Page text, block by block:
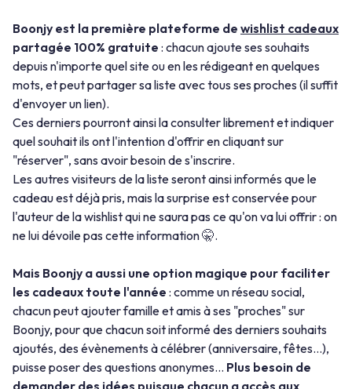
Boonjy est la première plateforme de wishlist cadeaux
partagée 100% gratuite : chacun ajoute ses souhaits
depuis n'importe quel site ou en les rédigeant en quelques
mots, et peut partager sa liste avec tous ses proches (il suffit
d'envoyer un lien).
Ces derniers pourront ainsi la consulter librement et indiquer
quel souhait ils ont l'intention d'offrir en cliquant sur
"réserver", sans avoir besoin de s'inscrire.
Les autres visiteurs de la liste seront ainsi informés que le
cadeau est déjà pris, mais la surprise est conservée pour
l'auteur de la wishlist qui ne saura pas ce qu'on va lui offrir : on
ne lui dévoile pas cette information 🤫.
Mais Boonjy a aussi une option magique pour faciliter
les cadeaux toute l'année : comme un réseau social,
chacun peut ajouter famille et amis à ses "proches" sur
Boonjy, pour que chacun soit informé des derniers souhaits
ajoutés, des évènements à célébrer (anniversaire, fêtes...),
puisse poser des questions anonymes... Plus besoin de